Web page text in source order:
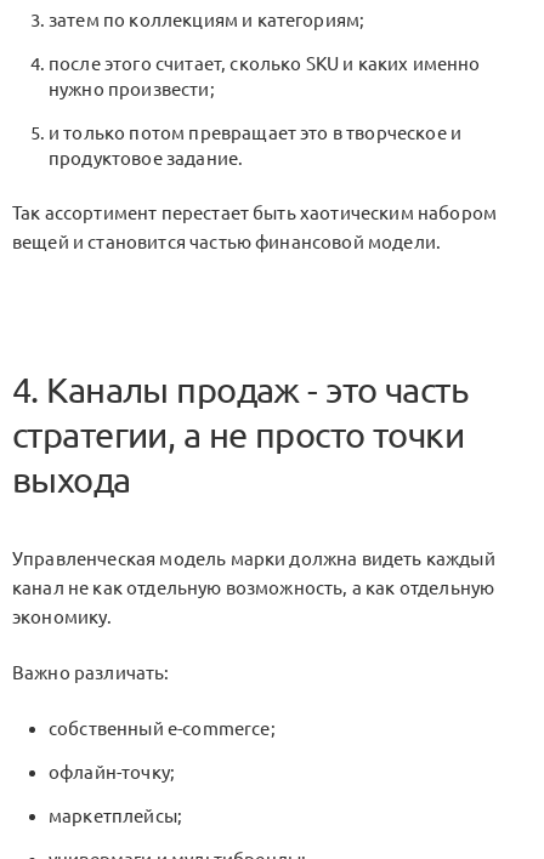
затем по коллекциям и категориям;
после этого считает, сколько SKU и каких именно
нужно произвести;
и только потом превращает это в творческое и
продуктовое задание.
Так ассортимент перестает быть хаотическим набором
вещей и становится частью финансовой модели.
4. Каналы продаж - это часть
стратегии, а не просто точки
выхода
Управленческая модель марки должна видеть каждый
канал не как отдельную возможность, а как отдельную
экономику.
Важно различать:
собственный e-commerce;
офлайн-точку;
маркетплейсы;